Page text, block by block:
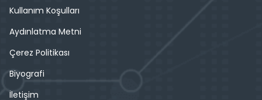
Kullanım Koşulları
Aydınlatma Metni
Çerez Politikası
Biyografi
İletişim